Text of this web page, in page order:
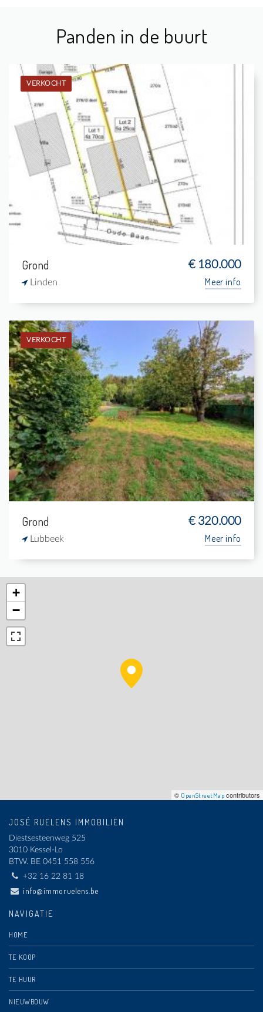
Panden in de buurt
VERKOCHT
Verkocht: Grond
-
-
-
-
Grond € 180.000
Linden Meer info
VERKOCHT
Verkocht: Grond
-
1.900 m²
-
110 m²
Grond € 320.000
Lubbeek Meer info
+
−
© OpenStreetMap contributors
JOSÉ RUELENS IMMOBILIËN
Diestsesteenweg 525
3010 Kessel-Lo
BTW. BE 0451 558 556
+32 16 22 81 18
info@immoruelens.be
NAVIGATIE
HOME
TE KOOP
TE HUUR
NIEUWBOUW